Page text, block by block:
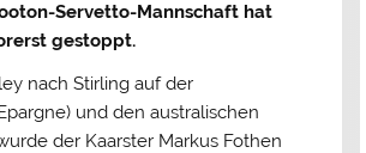
Servetto-Mannschaft hat
gestoppt.
nach Stirling auf der
und den australischen
der Kaarster Markus Fothen